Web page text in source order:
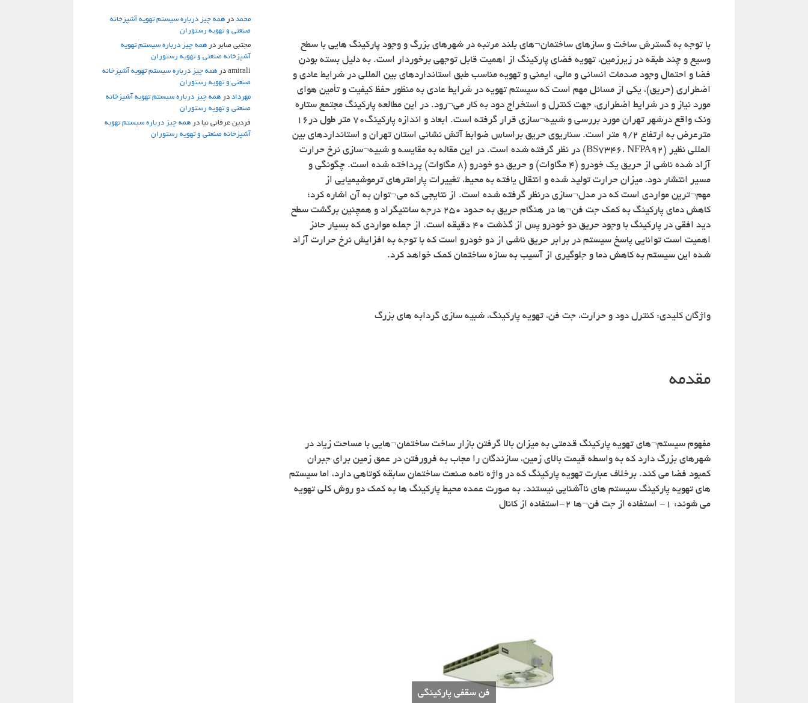
با توجه به گسترش ساخت و سازهای ساختمان¬های بلند مرتبه در شهرهای بزرگ و وجود پارکینگ هایی با سطح
وسیع و چند طبقه در زیرزمین، تهویه فضای پارکینگ از اهمیت قابل توجهی برخوردار است. به دلیل بسته بودن
فضا و احتمال وجود صدمات انسانی و مالی، ایمنی و تهویه مناسب طبق استانداردهای بین المللی در شرایط عادی و
اضطراری (حریق)، یکی از مسائل مهم است که سیستم تهویه در شرایط عادی به منظور حفظ کیفیت و تأمین هوای
مورد نیاز و در شرایط اضطراری، جهت کنترل و استخراج دود به کار می¬رود. در این مطالعه پارکینگ مجتمع ستاره
ونک واقع درشهر تهران مورد بررسی و شبیه¬سازی قرار گرفته است. ابعاد و اندازه پارکینگ۷۰ متر طول در۱۶
مترعرض به ارتفاع ۹/۲ متر است. سناریوی حریق براساس ضوابط آتش نشانی استان تهران و استانداردهای بین
المللی نظیر (BS7346، NFPA92) در نظر گرفته شده است. در این مقاله به مقایسه و شبیه¬سازی نرخ حرارت
آزاد شده ناشی از حریق یک خودرو (۴ مگاوات) و حریق دو خودرو (۸ مگاوات) پرداخته شده است. چگونگی و
مسیر انتشار دود، میزان حرارت تولید شده و انتقال یافته به محیط، تغییرات پارامترهای ترموشیمیایی از
مهم¬ترین مواردی است که در مدل¬سازی درنظر گرفته شده است. از نتایجی که می¬توان به آن اشاره کرد؛
کاهش دمای پارکینگ به کمک جت فن¬ها در هنگام حریق به حدود ۲۵۰ درجه سانتیگراد و همچنین برگشت سطح
دید افقی در پارکینگ با وجود حریق دو خودرو پس از گذشت ۴۰ دقیقه است. از جمله مواردی که بسیار حائز
اهمیت است توانایی پاسخ سیستم در برابر حریق ناشی از دو خودرو است که با توجه به افزایش نرخ حرارت آزاد
شده این سیستم به کاهش دما و جلوگیری از آسیب به سازه ساختمان کمک خواهد کرد.
واژگان کلیدی: کنترل دود و حرارت، جت فن، تهویه پارکینگ، شبیه سازی گردابه های بزرگ
مقدمه
مفهوم سیستم¬های تهویه پارکینگ قدمتی به میزان بالا گرفتن بازار ساخت ساختمان¬هایی با مساحت زیاد در
شهرهای بزرگ دارد که به واسطه قیمت بالای زمین، سازندگان را مجاب به فرورفتن در عمق زمین برای جبران
کمبود فضا می کند. برخلاف عبارت تهویه پارکینگ که در واژه نامه صنعت ساختمان سابقه کوتاهی دارد، اما سیستم
های تهویه پارکینگ سیستم های ناآشنایی نیستند. به صورت عمده محیط پارکینگ ها به کمک دو روش کلی تهویه
می شوند: ۱- استفاده از جت فن¬ها ۲-استفاده از کانال
فن سقفی پارکینگی
محمد در همه چیز درباره سیستم تهویه آشپزخانه
صنعتی و تهویه رستوران
مجتبی صابر در همه چیز درباره سیستم تهویه
آشپزخانه صنعتی و تهویه رستوران
amirali در همه چیز درباره سیستم تهویه آشپزخانه
صنعتی و تهویه رستوران
مهرداد در همه چیز درباره سیستم تهویه آشپزخانه
صنعتی و تهویه رستوران
فردین عرفانی نیا در همه چیز درباره سیستم تهویه
آشپزخانه صنعتی و تهویه رستوران